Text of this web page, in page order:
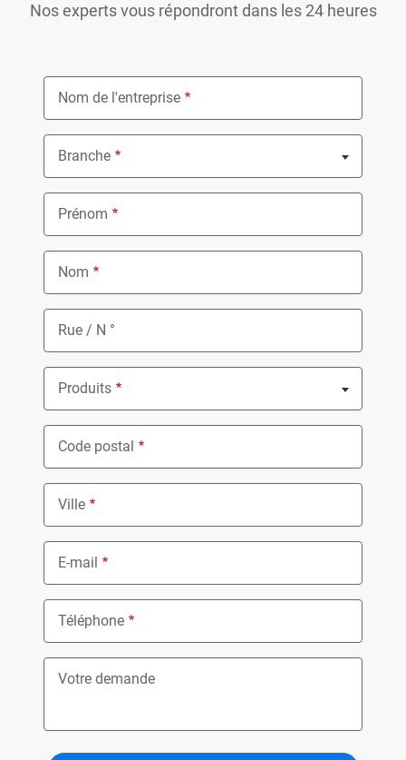
Nos experts vous répondront dans les 24 heures
Nom de l'entreprise
Branche
Nothing selected
Prénom
Nom
Rue / N °
Produits
Nothing selected
Code postal
Ville
E-mail
Téléphone
Votre demande